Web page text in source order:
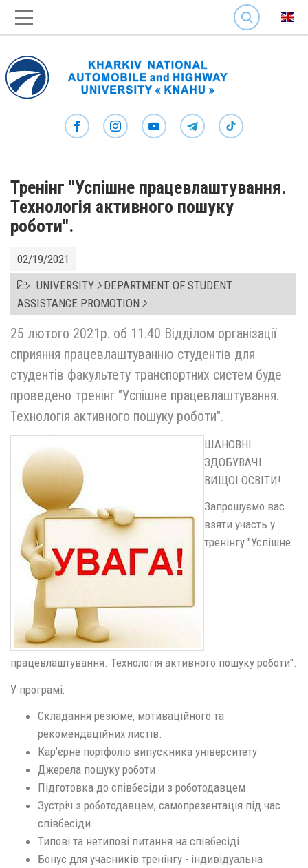
SEARCH
Тренінг "Успішне працевлаштування.
Технологія активного пошуку
роботи".
02/19/2021
UNIVERSITY DEPARTMENT OF STUDENT
ASSISTANCE PROMOTION
25 лютого 2021р. об 11.40 Відділом організації
сприяння працевлаштуванню студентів для
студентів факультету транспортних систем буде
проведено тренінг "Успішне працевлаштування.
Технологія активного пошуку роботи".
ШАНОВНІ
ЗДОБУВАЧІ
ВИЩОЇ ОСВІТИ!
Запрошуємо вас
взяти участь у
тренінгу "Успішне
працевлаштування. Технологія активного пошуку роботи".
У програмі:
Складання резюме, мотиваційного та
рекомендаційних листів.
Кар’єрне портфоліо випускника університету
Джерела пошуку роботи
Підготовка до співбесіди з роботодавцем
Зустріч з роботодавцем, самопрезентація під час
співбесіди
Типові та нетипові питання на співбесіді.
Бонус для учасників тренінгу - індивідуальна